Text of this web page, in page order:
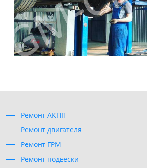
Ремонт АКПП
Ремонт двигателя
Ремонт ГРМ
Ремонт подвески